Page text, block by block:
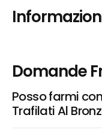
Domande
Posso farmi
Trafilati Al